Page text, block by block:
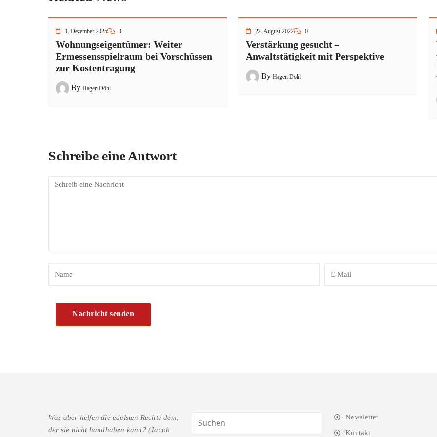
1. Dezember 2025 0
Wohnungseigentümer: Weiter
Ermessensspielraum bei Vorschüssen
zur Kostentragung
By Hagen Döhl
22. August 2022 0
Verstärkung gesucht –
Anwaltstätigkeit mit Perspektive
By Hagen Döhl
Schreibe eine Antwort
Was aber helfen die edelsten Rechte dem,
der sie nicht handhaben kann? (Jacob
Newsletter
Kontakt